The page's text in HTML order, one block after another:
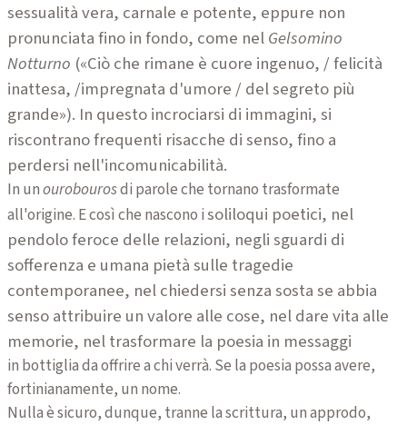
sessualità vera, carnale e potente, eppure non
pronunciatafino in fondo, come nelGelsomino
Notturno («Ciò che rimane è cuore ingenuo, / felicità
inattesa, /impregnata d'umore / del segreto più
grande»). In questo incrociarsi di immagini, si
riscontrano frequenti risacche di senso, fino a
perdersi nell'incomunicabilità.
In unourobourosdi parole che tornano trasformate
all'origine. E così che nascono isoliloqui poetici, nel
pendolo feroce delle relazioni, negli sguardi di
sofferenza e umana pietà sulle tragedie
contemporanee, nel chiedersi senza sosta se abbia
senso attribuire un valore alle cose, nel dare vita alle
memorie, nel trasformare la poesia in messaggi
in bottiglia da offrire a chi verrà. Se la poesia possa avere,
fortinianamente, un nome.
Nulla è sicuro, dunque, tranne la scrittura, un approdo,